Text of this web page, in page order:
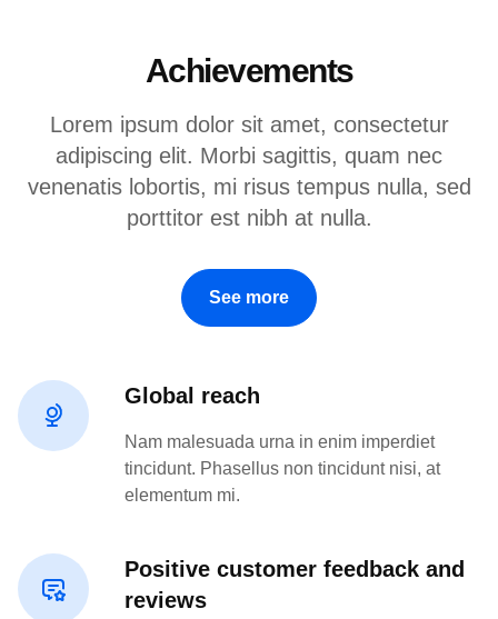
Achievements
Lorem ipsum dolor sit amet, consectetur
adipiscing elit. Morbi sagittis, quam nec
venenatis lobortis, mi risus tempus nulla, sed
porttitor est nibh at nulla.
See more
Global reach
Nam malesuada urna in enim imperdiet
tincidunt. Phasellus non tincidunt nisi, at
elementum mi.
Positive customer feedback and
reviews